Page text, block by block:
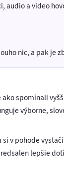
audio a video
nic, a pak je
spomínali
výborne,
v pohode
lepšie